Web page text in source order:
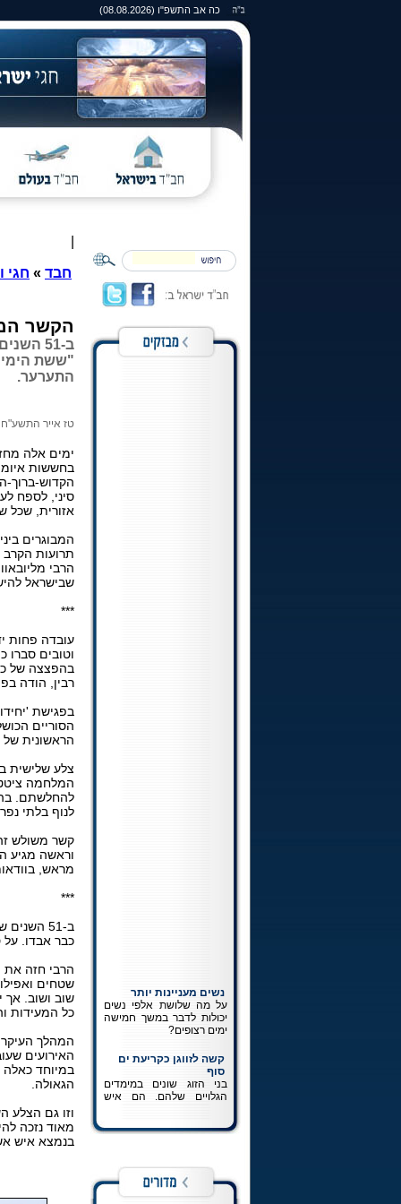
כה אב התשפ"ו (08.08.2026)
על מה שלושת אלפי נשים
יכולות לדבר במשך חמישה
ימים רצופים?
סוף
בני הזוג שונים במימדים
הגלויים שלהם. הם איש
ואשה השונים במהותם. הם
במציאותם כשונה זהו חלק
כתיבה לרבי
כל מה שרצית לדעת על
חבד » חגי
הקשר
ב-51
"ששת
התערער.
טז אייר התשע"ח
בחששות
הקדוש-ברוך-
סיני, לספח
אזורית, שכל
המבוגרים
תרועות הקרב
הרבי
שבישראל
***
עובדה פחות
וטובים
בהפצצה של
רבין, הודה
בפגישת
הסוריים
הראשונית של
צלע שלישית
המלחמה ציטט
להחלשתם.
לנוף בלתי
קשר משולש
וראשה מגיע
מראש,
***
ב-51
כבר אבדו. על
הרבי חזה את
שטחים
שוב ושוב.
כל המעידות
המהלך
האירועים
במיוחד
הגאולה.
וזו גם הצלע
מאוד נזכה
בנמצא איש